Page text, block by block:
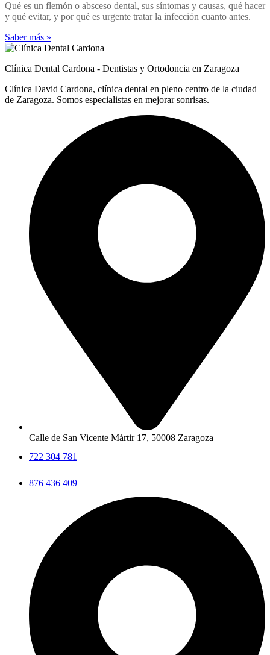
Qué es un flemón o absceso dental, sus síntomas y causas, qué hacer
y qué evitar, y por qué es urgente tratar la infección cuanto antes.
Saber más »
Clínica Dental Cardona - Dentistas y Ortodoncia en Zaragoza
Clínica David Cardona, clínica dental en pleno centro de la ciudad
de Zaragoza. Somos especialistas en mejorar sonrisas.
Calle de San Vicente Mártir 17, 50008 Zaragoza
722 304 781
876 436 409